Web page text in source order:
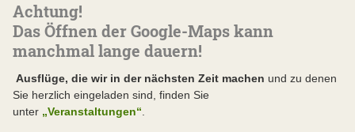
Achtung!
Das Öffnen der Google-Maps kann
manchmal lange dauern!
Ausflüge, die wir in der nächsten Zeit machen und zu denen
Sie herzlich eingeladen sind, finden Sie
unter „Veranstaltungen“